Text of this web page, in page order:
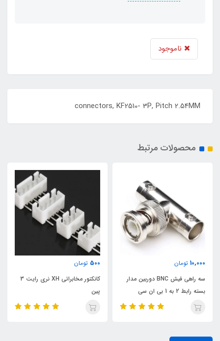
ناموجود
connectors, KF2510- 3P, Pitch 2.54MM
محصولات مرتبط
10,000 تومان
سه راهی فیش BNC دوربین مدار
بسته رابط 2 به 1 بی ان سی
500 تومان
کانکتور مخابراتی XH نری رایت 3
پین